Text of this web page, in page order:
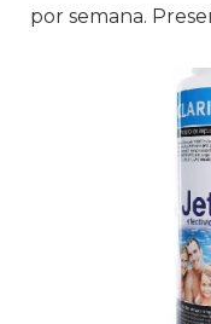
por semana.